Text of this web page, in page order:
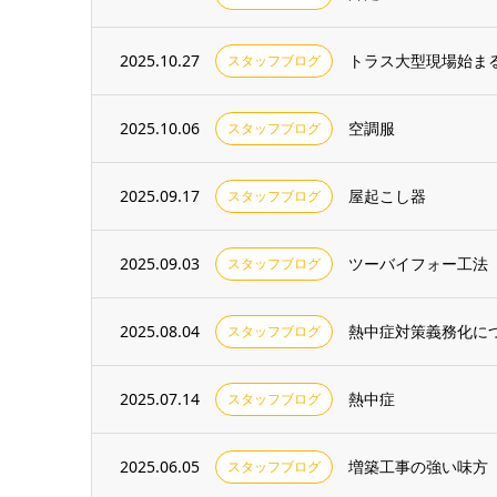
2025.10.27 スタッフブログ トラス大型現場始ま
2025.10.06 スタッフブログ 空調服
2025.09.17 スタッフブログ 屋起こし器
2025.09.03 スタッフブログ ツーバイフォー工法
2025.08.04 スタッフブログ 熱中症対策義務化に
2025.07.14 スタッフブログ 熱中症
2025.06.05 スタッフブログ 増築工事の強い味方